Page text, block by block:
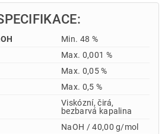
Min. 48 %
Max. 0,001 %
Max. 0,05 %
Max. 0,5 %
Viskózní, čirá,
bezbarvá kapalina
NaOH / 40,00 g/mol